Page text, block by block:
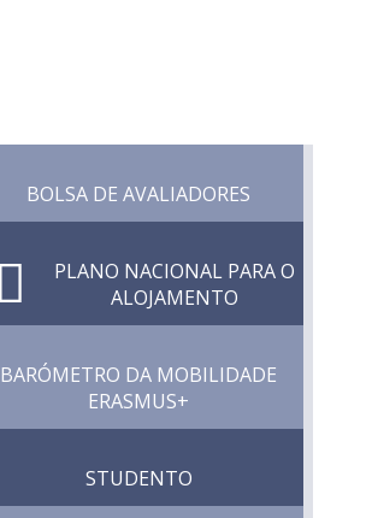
BOLSA DE AVALIADORES
PLANO NACIONAL PARA O
ALOJAMENTO
BARÓMETRO DA MOBILIDADE
ERASMUS+
STUDENTO